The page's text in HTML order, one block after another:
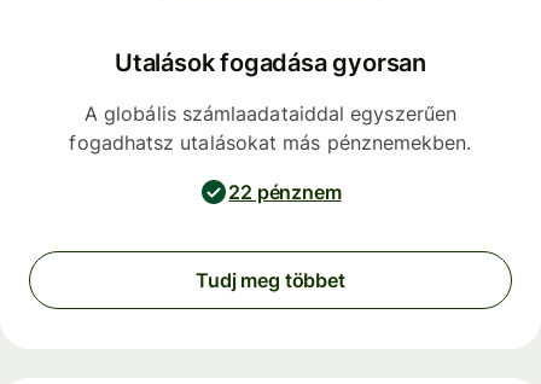
Utalások fogadása gyorsan
A globális számlaadataiddal egyszerűen
fogadhatsz utalásokat más pénznemekben.
22 pénznem
Tudj meg többet